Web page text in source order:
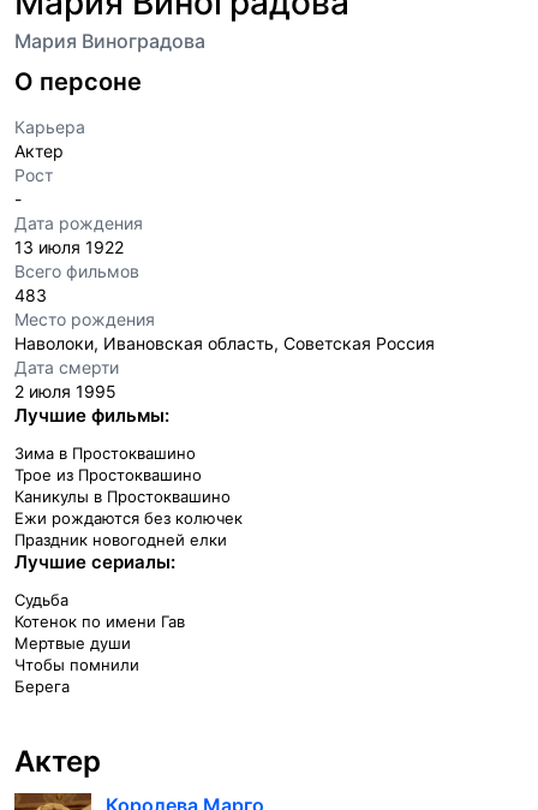
Мария Виноградова
О персоне
Карьера
Актер
Рост
-
Дата рождения
13 июля 1922
Всего фильмов
483
Место рождения
Наволоки, Ивановская область, Советская Россия
Дата смерти
2 июля 1995
Лучшие фильмы:
Зима в Простоквашино
Трое из Простоквашино
Каникулы в Простоквашино
Ежи рождаются без колючек
Праздник новогодней елки
Лучшие сериалы:
Судьба
Котенок по имени Гав
Мертвые души
Чтобы помнили
Берега
Актер
Королева Марго